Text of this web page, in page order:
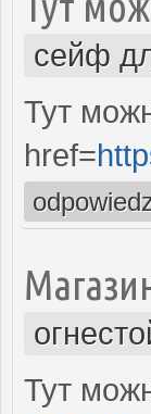
сейф
Тут
href=
Тут